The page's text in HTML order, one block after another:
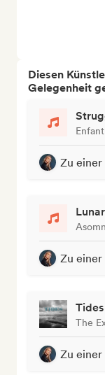
Diesen
Gelegenheit
Zu
Zu
Tides
The
Zu